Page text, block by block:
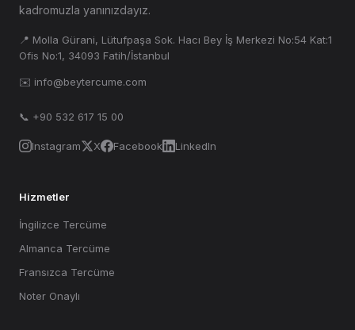
kadromuzla yanınızdayız.
📍 Molla Gürani, Lütufpaşa Sok. Hacı Bey İş Merkezi No:54 Kat:1
Ofis No:1, 34093 Fatih/İstanbul
✉️ info@beytercume.com
📞 +90 532 617 15 00
Instagram X Facebook LinkedIn
Hizmetler
İngilizce Tercüme
Almanca Tercüme
Fransızca Tercüme
Noter Onaylı